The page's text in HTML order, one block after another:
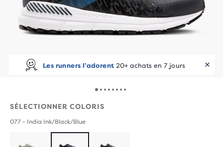
Les runners l’adorent 20+ achats en 7 jours
SÉLECTIONNER COLORIS
077 - India Ink/Black/Blue